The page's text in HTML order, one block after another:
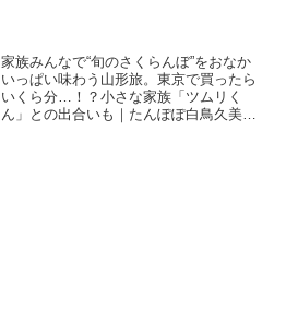
家族みんなで“旬のさくらんぼ”をおなか
いっぱい味わう山形旅。東京で買ったら
いくら分…！？小さな家族「ツムリく
ん」との出合いも｜たんぽぽ白鳥久美子